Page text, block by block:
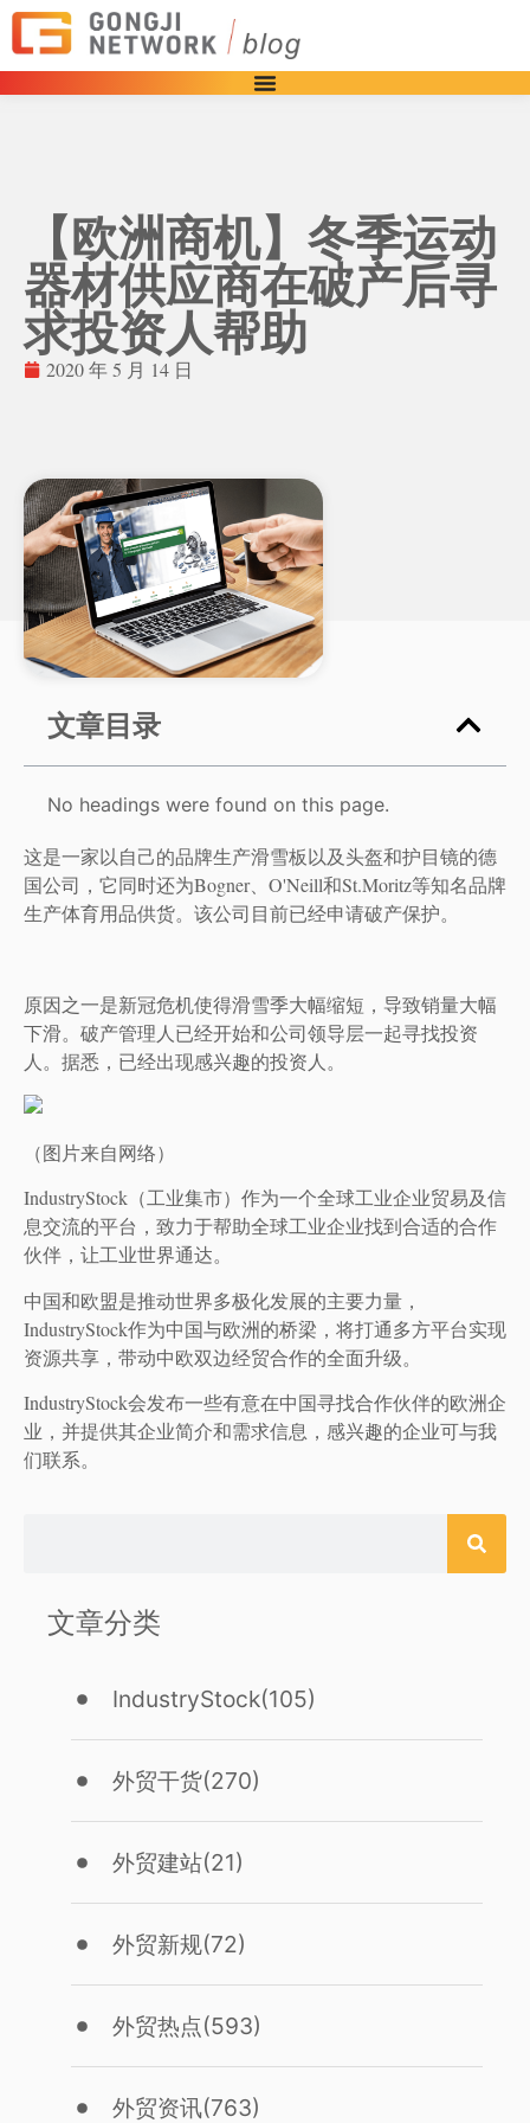
【欧洲商机】冬季运动
器材供应商在破产后寻
求投资人帮助
2020 年 5 月 14 日
文章目录
No headings were found on this page.
这是一家以自己的品牌生产滑雪板以及头盔和护目镜的德
国公司，它同时还为Bogner、O'Neill和St.Moritz等知名品牌
生产体育用品供货。该公司目前已经申请破产保护。
原因之一是新冠危机使得滑雪季大幅缩短，导致销量大幅
下滑。破产管理人已经开始和公司领导层一起寻找投资
人。据悉，已经出现感兴趣的投资人。
（图片来自网络）
IndustryStock（工业集市）作为一个全球工业企业贸易及信
息交流的平台，致力于帮助全球工业企业找到合适的合作
伙伴，让工业世界通达。
中国和欧盟是推动世界多极化发展的主要力量，
IndustryStock作为中国与欧洲的桥梁，将打通多方平台实现
资源共享，带动中欧双边经贸合作的全面升级。
IndustryStock会发布一些有意在中国寻找合作伙伴的欧洲企
业，并提供其企业简介和需求信息，感兴趣的企业可与我
们联系。
文章分类
IndustryStock(105)
外贸干货(270)
外贸建站(21)
外贸新规(72)
外贸热点(593)
外贸资讯(763)